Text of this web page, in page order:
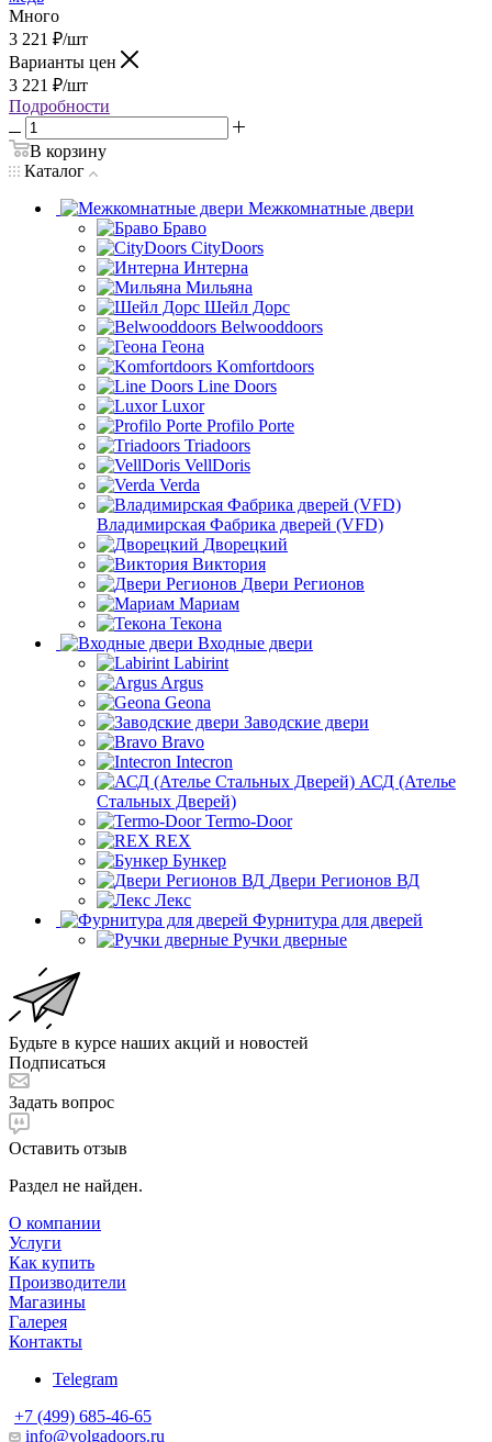
Много
3 221 ₽/шт
Варианты цен
3 221 ₽/шт
Подробности
В корзину
Каталог
Межкомнатные двери
Браво
CityDoors
Интерна
Мильяна
Шейл Дорс
Belwooddoors
Геона
Komfortdoors
Line Doors
Luxor
Profilo Porte
Triadoors
VellDoris
Verda
Владимирская Фабрика дверей (VFD)
Дворецкий
Виктория
Двери Регионов
Мариам
Текона
Входные двери
Labirint
Argus
Geona
Заводские двери
Bravo
Intecron
АСД (Ателье
Стальных Дверей)
Termo-Door
REX
Бункер
Двери Регионов ВД
Лекс
Фурнитура для дверей
Ручки дверные
Будьте в курсе наших акций и новостей
Подписаться
Задать вопрос
Оставить отзыв
Раздел не найден.
О компании
Услуги
Как купить
Производители
Магазины
Галерея
Контакты
Telegram
+7 (499) 685-46-65
info@volgadoors.ru